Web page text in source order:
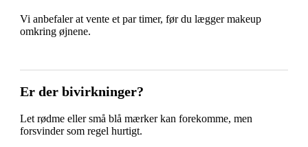
Vi anbefaler at vente et par timer, før du lægger makeup
omkring øjnene.
Er der bivirkninger?
Let rødme eller små blå mærker kan forekomme, men
forsvinder som regel hurtigt.